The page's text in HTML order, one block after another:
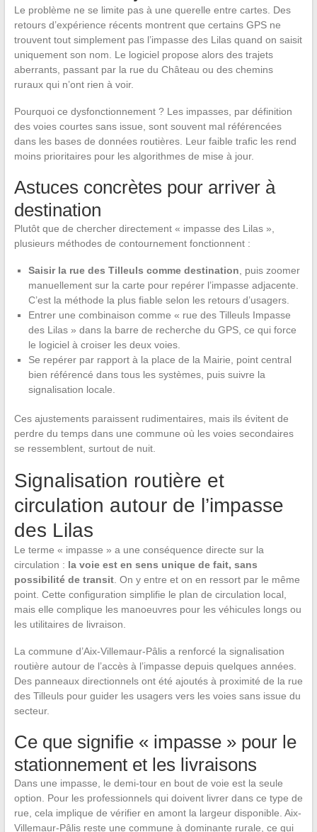
Le problème ne se limite pas à une querelle entre cartes. Des
retours d’expérience récents montrent que certains GPS ne
trouvent tout simplement pas l’impasse des Lilas quand on saisit
uniquement son nom. Le logiciel propose alors des trajets
aberrants, passant par la rue du Château ou des chemins
ruraux qui n’ont rien à voir.
Pourquoi ce dysfonctionnement ? Les impasses, par définition
des voies courtes sans issue, sont souvent mal référencées
dans les bases de données routières. Leur faible trafic les rend
moins prioritaires pour les algorithmes de mise à jour.
Astuces concrètes pour arriver à
destination
Plutôt que de chercher directement « impasse des Lilas »,
plusieurs méthodes de contournement fonctionnent :
Saisir la rue des Tilleuls comme destination , puis zoomer
manuellement sur la carte pour repérer l’impasse adjacente.
C’est la méthode la plus fiable selon les retours d’usagers.
Entrer une combinaison comme « rue des Tilleuls Impasse
des Lilas » dans la barre de recherche du GPS, ce qui force
le logiciel à croiser les deux voies.
Se repérer par rapport à la place de la Mairie, point central
bien référencé dans tous les systèmes, puis suivre la
signalisation locale.
Ces ajustements paraissent rudimentaires, mais ils évitent de
perdre du temps dans une commune où les voies secondaires
se ressemblent, surtout de nuit.
Signalisation routière et
circulation autour de l’impasse
des Lilas
Le terme « impasse » a une conséquence directe sur la
circulation : la voie est en sens unique de fait, sans
possibilité de transit. On y entre et on en ressort par le même
point. Cette configuration simplifie le plan de circulation local,
mais elle complique les manoeuvres pour les véhicules longs ou
les utilitaires de livraison.
La commune d’Aix-Villemaur-Pâlis a renforcé la signalisation
routière autour de l’accès à l’impasse depuis quelques années.
Des panneaux directionnels ont été ajoutés à proximité de la rue
des Tilleuls pour guider les usagers vers les voies sans issue du
secteur.
Ce que signifie « impasse » pour le
stationnement et les livraisons
Dans une impasse, le demi-tour en bout de voie est la seule
option. Pour les professionnels qui doivent livrer dans ce type de
rue, cela implique de vérifier en amont la largeur disponible. Aix-
Villemaur-Pâlis reste une commune à dominante rurale, ce qui